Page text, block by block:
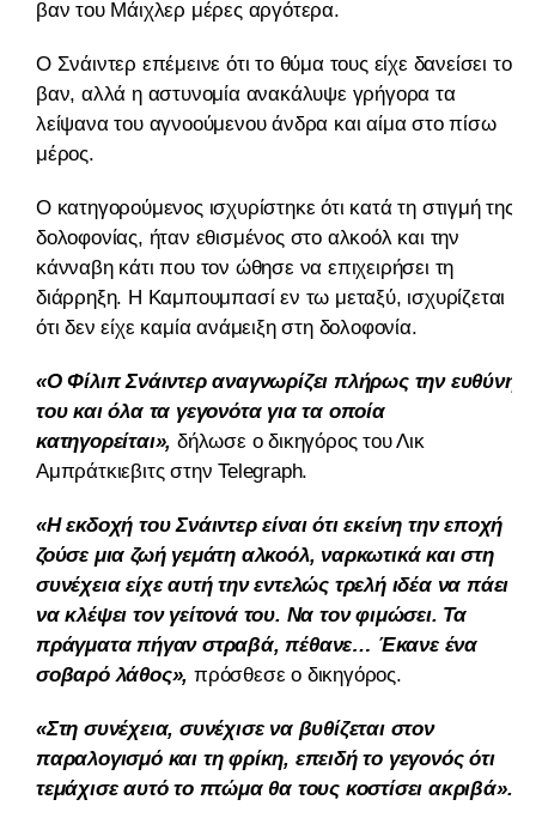
βαν του Mάιχλερ μέρες αργότερα.
Ο Σνάιντερ επέμεινε ότι το θύμα τους είχε δανείσει το
βαν, αλλά η αστυνομία ανακάλυψε γρήγορα τα
λείψανα του αγνοούμενου άνδρα και αίμα στο πίσω
μέρος.
Ο κατηγορούμενος ισχυρίστηκε ότι κατά τη στιγμή της
δολοφονίας, ήταν εθισμένος στο αλκοόλ και την
κάνναβη κάτι που τον ώθησε να επιχειρήσει τη
διάρρηξη. Η Καμπουμπασί ​​εν τω μεταξύ, ισχυρίζεται
ότι δεν είχε καμία ανάμειξη στη δολοφονία.
«Ο Φίλιπ Σνάιντερ αναγνωρίζει πλήρως την ευθύνη
του και όλα τα γεγονότα για τα οποία
κατηγορείται», δήλωσε ο δικηγόρος του Λικ
Αμπράτκιεβιτς στην Telegraph.
«Η εκδοχή του Σνάιντερ είναι ότι εκείνη την εποχή
ζούσε μια ζωή γεμάτη αλκοόλ, ναρκωτικά και στη
συνέχεια είχε αυτή την εντελώς τρελή ιδέα να πάει
να κλέψει τον γείτονά του. Να τον φιμώσει. Τα
πράγματα πήγαν στραβά, πέθανε… Έκανε ένα
σοβαρό λάθος», πρόσθεσε ο δικηγόρος.
«Στη συνέχεια, συνέχισε να βυθίζεται στον
παραλογισμό και τη φρίκη, επειδή το γεγονός ότι
τεμάχισε αυτό το πτώμα θα τους κοστίσει ακριβά».